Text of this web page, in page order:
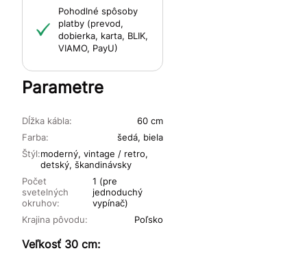
Pohodlné spôsoby
platby (prevod,
dobierka, karta, BLIK,
VIAMO, PayU)
Parametre
Farba:
šedá, biela
Štýl:moderný, vintage / retro,
detský, škandinávsky
Krajina pôvodu: Poľsko
Počet
svetelných
okruhov:
1 (pre
jednoduchý
vypínač)
Dĺžka kábla: 60 cm
Veľkosť 30 cm: